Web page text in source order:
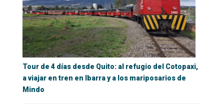
Tour de 4 días desde Quito: al refugio del Cotopaxi,
a viajar en tren en Ibarra y a los mariposarios de
Mindo